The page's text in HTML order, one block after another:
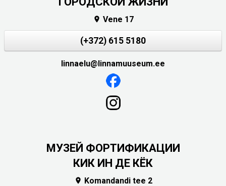
 Vene 17
(+372) 615 5180
linnaelu@linnamuuseum.ee
МУЗЕЙ ФОРТИФИКАЦИИ
КИК ИН ДЕ КЁК
 Komandandi tee 2